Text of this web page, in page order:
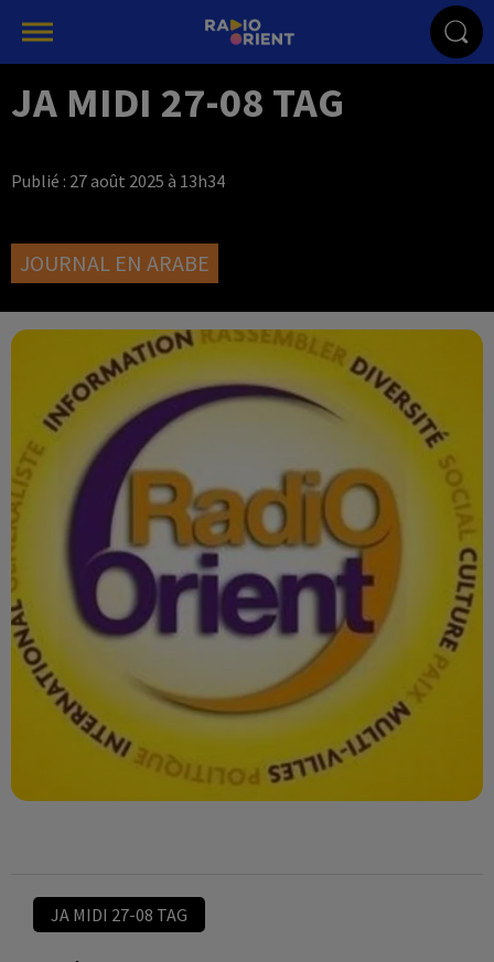
JA MIDI 27-08 TAG
Publié : 27 août 2025 à 13h34
JOURNAL EN ARABE
JA MIDI 27-08 TAG